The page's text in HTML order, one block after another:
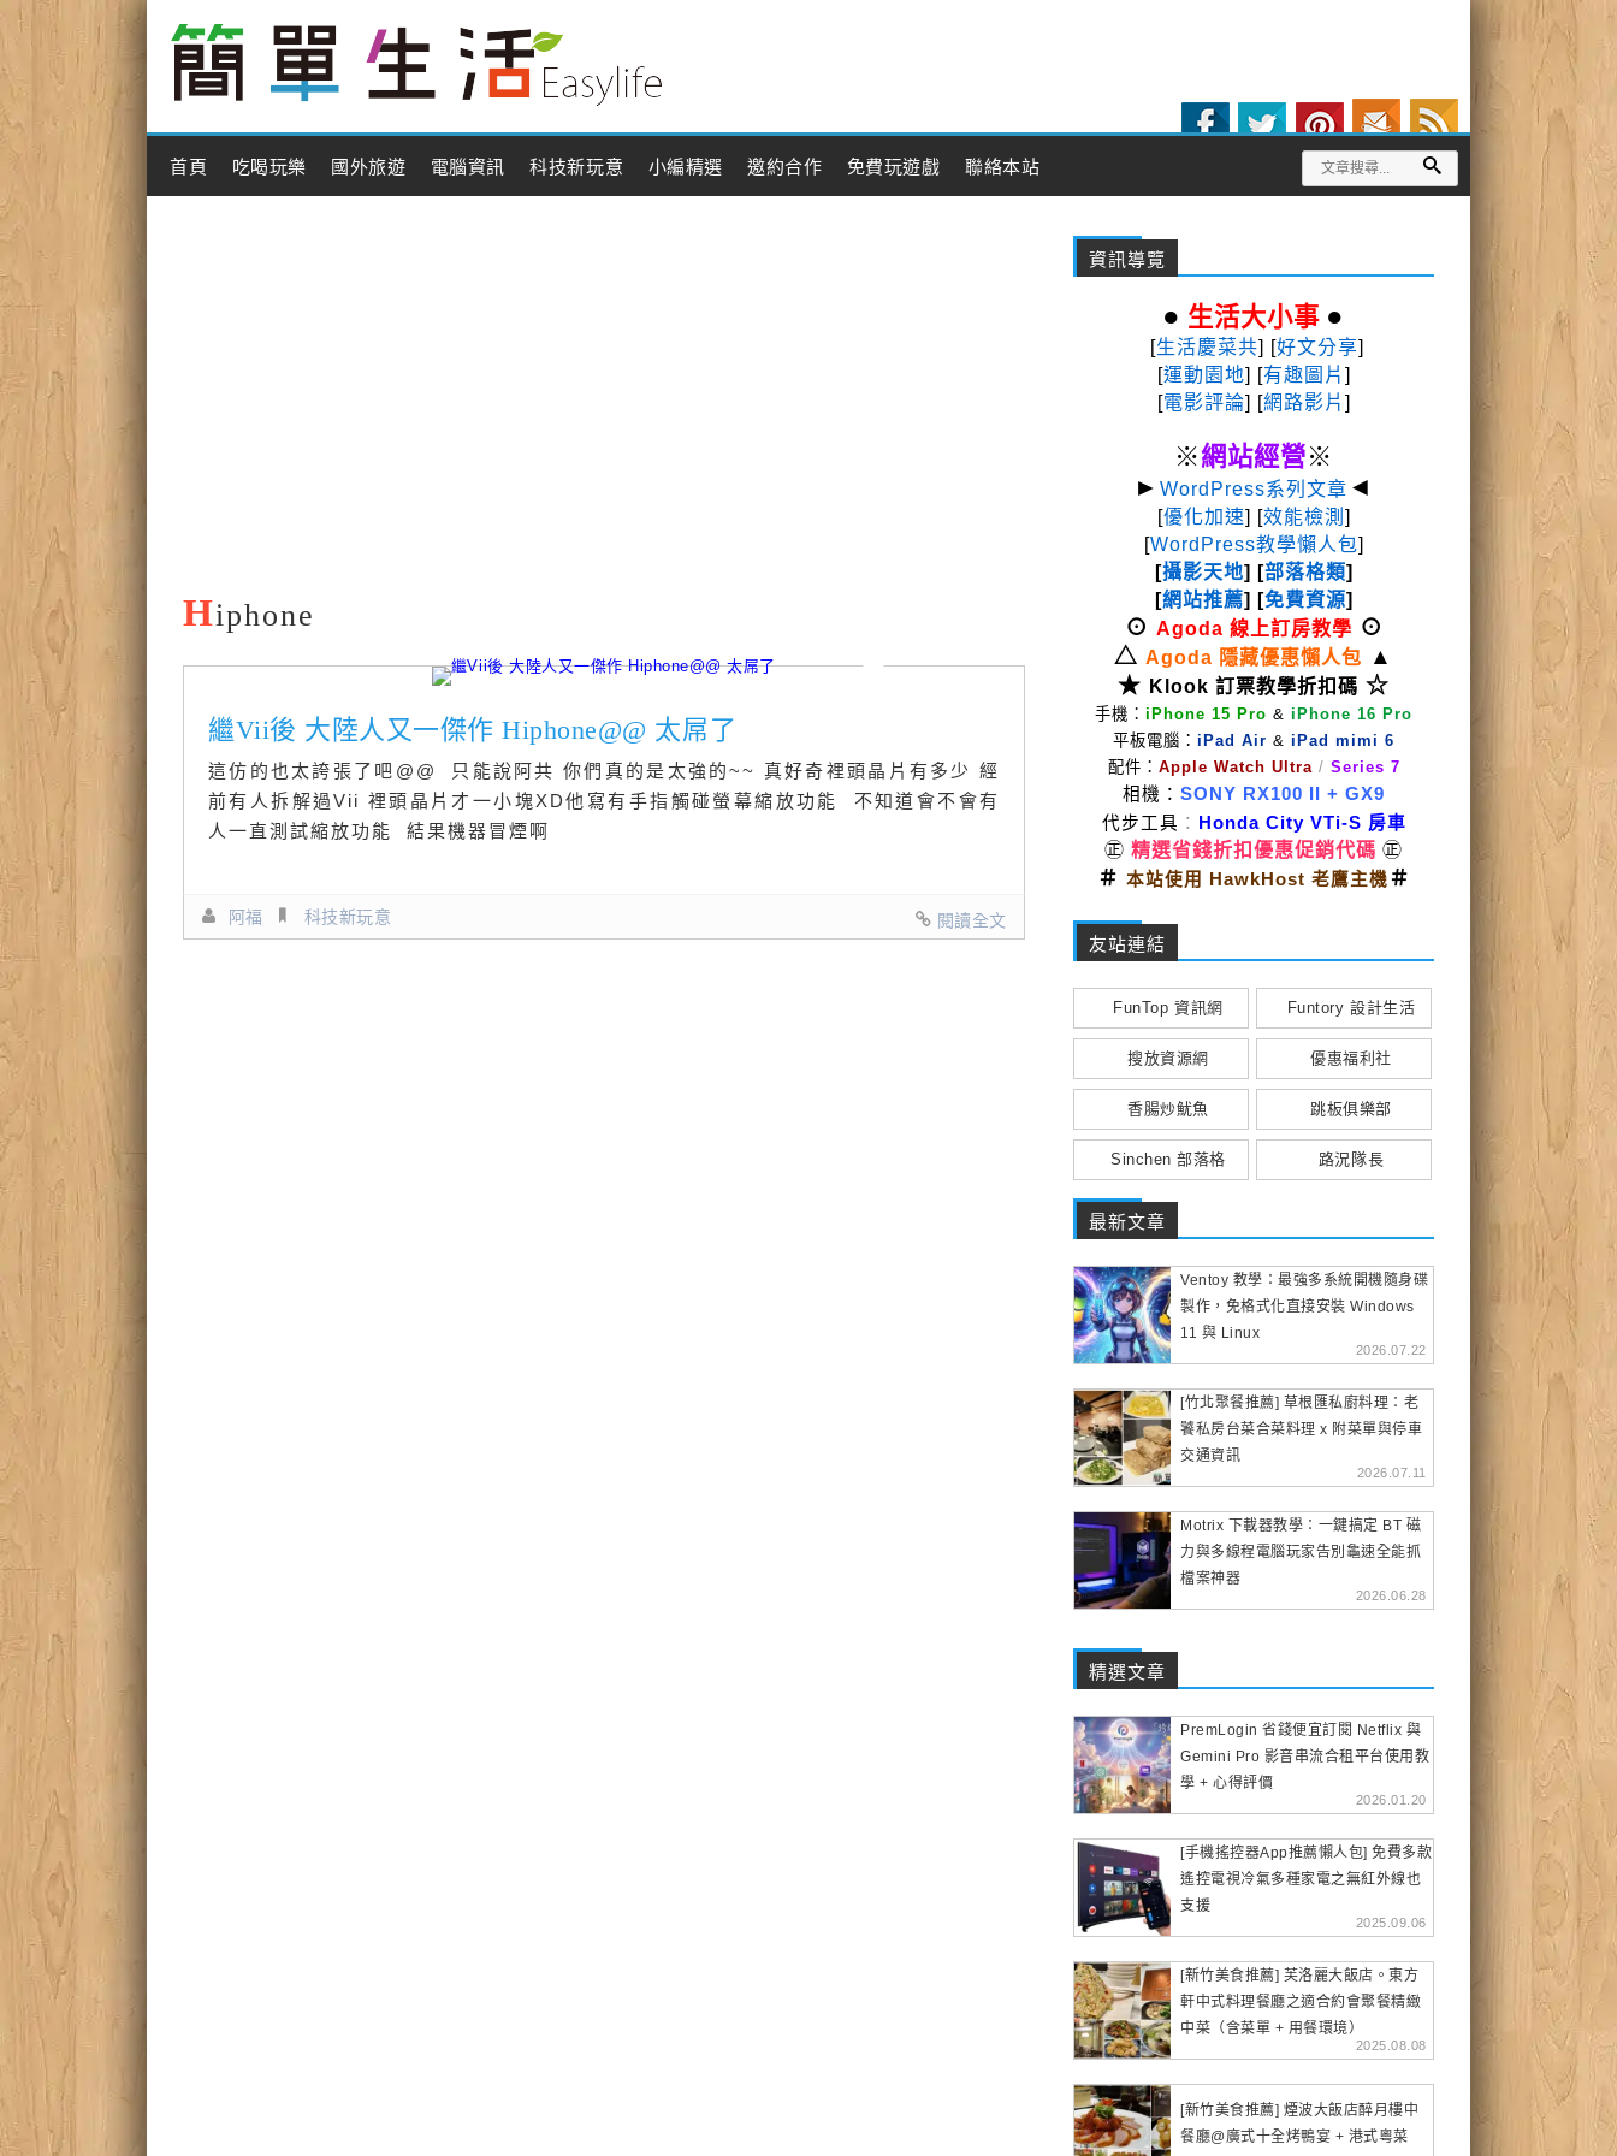
Main Menu
首頁 吃喝玩樂 國外旅遊 電腦資訊 科技新玩意 小編精選 邀約合作 免費玩遊戲 聯絡本站
Hiphone
繼Vii後 大陸人又一傑作 Hiphone@@ 太屌了
這仿的也太誇張了吧@@ 只能說阿共 你們真的是太強的~~ 真好奇裡頭晶片有多少 經
前有人拆解過Vii 裡頭晶片才一小塊XD他寫有手指觸碰螢幕縮放功能 不知道會不會有
人一直測試縮放功能 結果機器冒煙啊
阿福 科技新玩意 閱讀全文
資訊導覽
● 生活大小事 ●
[生活慶菜共] [好文分享]
[運動園地] [有趣圖片 ]
[電影評論] [網路影片 ]
※網站經營※
► WordPress系列文章 ◄
[優化加速] [效能檢測 ]
[WordPress教學懶人包]
[攝影天地] [部落格類]
[網站推薦] [免費資源]
⊙ Agoda 線上訂房教學 ⊙
△ Agoda 隱藏優惠懶人包
▲
★ Klook 訂票教學折扣碼 ☆
手機： iPhone 15 Pro & iPhone 16 Pro
平板電腦： iPad Air & iPad mimi 6
配件： Apple Watch Ultra / Series 7
相機： SONY RX100 II
+ GX9
代步工具 ： Honda City VTi-S 房車
㊣ 精選省錢折扣優惠促銷代碼 ㊣
＃ 本站使用 HawkHost 老鷹主機＃
友站連結
FunTop 資訊網 Funtory 設計生活
搜放資源網 優惠福利社
香腸炒魷魚 跳板俱樂部
Sinchen 部落格 路況隊長
最新文章
Ventoy 教學：最強多系統開機隨身碟
製作，免格式化直接安裝 Windows
11 與 Linux
2026.07.22
[竹北聚餐推薦] 草根匯私廚料理：老
饕私房台菜合菜料理 x 附菜單與停車
交通資訊
2026.07.11
Motrix 下載器教學：一鍵搞定 BT 磁
力與多線程電腦玩家告別龜速全能抓
檔案神器
2026.06.28
精選文章
PremLogin 省錢便宜訂閱 Netflix 與
Gemini Pro 影音串流合租平台使用教
學 + 心得評價
2026.01.20
[手機搖控器App推薦懶人包] 免費多款
遙控電視冷氣多種家電之無紅外線也
支援
2025.09.06
[新竹美食推薦] 芙洛麗大飯店。東方
軒中式料理餐廳之適合約會聚餐精緻
中菜（含菜單 + 用餐環境）
2025.08.08
[新竹美食推薦] 煙波大飯店醉月樓中
餐廳@廣式十全烤鴨宴 + 港式粵菜